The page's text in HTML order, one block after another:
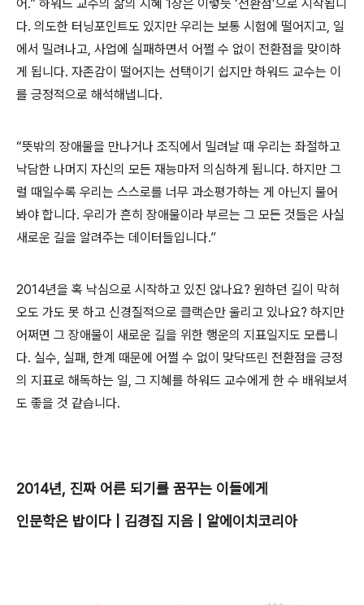
어.” 하워드 교수의 삶의 지혜 1장은 이렇듯 ‘전환점’으로 시작됩니
다. 의도한 터닝포인트도 있지만 우리는 보통 시험에 떨어지고, 일
에서 밀려나고, 사업에 실패하면서 어쩔 수 없이 전환점을 맞이하
게 됩니다. 자존감이 떨어지는 선택이기 쉽지만 하워드 교수는 이
를 긍정적으로 해석해냅니다.
“뜻밖의 장애물을 만나거나 조직에서 밀려날 때 우리는 좌절하고
낙담한 나머지 자신의 모든 재능마저 의심하게 됩니다. 하지만 그
럴 때일수록 우리는 스스로를 너무 과소평가하는 게 아닌지 물어
봐야 합니다. 우리가 흔히 장애물이라 부르는 그 모든 것들은 사실
새로운 길을 알려주는 데이터들입니다.”
2014년을 혹 낙심으로 시작하고 있진 않나요? 원하던 길이 막혀
오도 가도 못 하고 신경질적으로 클랙슨만 울리고 있나요? 하지만
어쩌면 그 장애물이 새로운 길을 위한 행운의 지표일지도 모릅니
다. 실수, 실패, 한계 때문에 어쩔 수 없이 맞닥뜨린 전환점을 긍정
의 지표로 해독하는 일, 그 지혜를 하워드 교수에게 한 수 배워보셔
도 좋을 것 같습니다.
2014년, 진짜 어른 되기를 꿈꾸는 이들에게
인문학은 밥이다 | 김경집 지음 | 알에이치코리아